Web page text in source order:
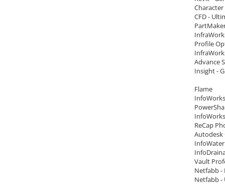
CFD -
Profile
Advance
Insight -
Flame
ReCap
Autodesk
Vault
Netfabb -
Netfabb -